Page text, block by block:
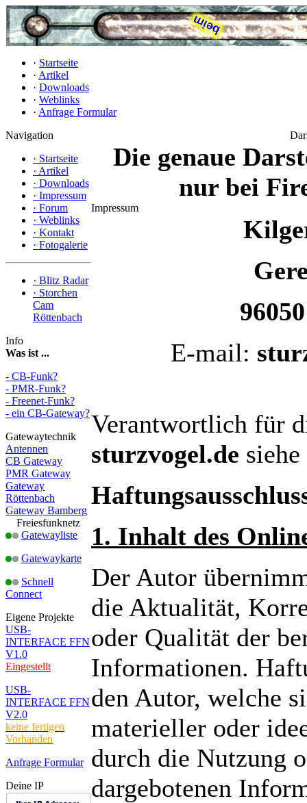
· Startseite
· Artikel
· Downloads
· Weblinks
· Anfrage Formular
Navigation
· Startseite
· Artikel
· Downloads
· Impressum
· Forum
· Weblinks
· Kontakt
· Fotogalerie
· Blitz Radar
· Storchen
Cam
Röttenbach
Info
Was ist ...
- CB-Funk?
- PMR-Funk?
- Freenet-Funk?
- ein CB-Gateway?
Gatewaytechnik
Antennen
CB Gateway
PMR Gateway
Gateway
Röttenbach
Gateway Bamberg
Freiesfunknetz
Gatewayliste
Gatewaykarte
Schnell
Connect
Eigene Projekte
USB-
INTERFACE FFN
V1.0
Eingestellt
USB-
INTERFACE FFN
V2.0
keine fertigen
Vorhanden
Anfrage Formular
Deine IP
Die genaue
nur bei
Impressum
E-mail:
Verantwortlich für
sturzvogel.de
1. Inhalt des
Der Autor
die Aktualität,
oder Qualität der
Informationen.
den Autor, welche
materieller oder
durch die Nutzung
dargebotenen